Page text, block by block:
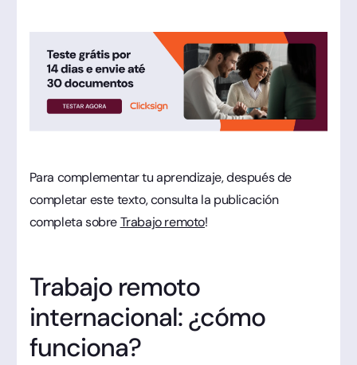
Para complementar tu aprendizaje, después de
completar este texto, consulta la publicación
completa sobreTrabajo remoto!
Trabajo remoto
internacional: ¿cómo
funciona?